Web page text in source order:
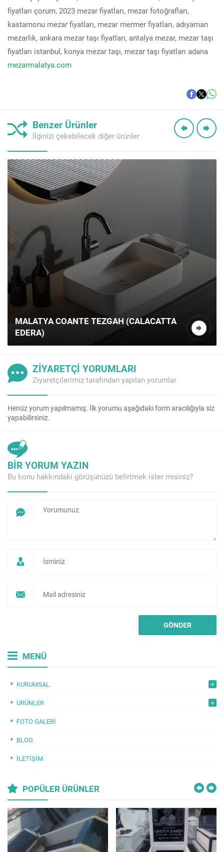
fiyatları çorum, 2023 mezar fiyatları, mezar fotoğrafları,
kastamonu mezar fiyatları, mezar mermer fiyatları, adıyaman
mezarlık, ankara mezar taşı fiyatları, antalya mezar, mezar taşı
fiyatları istanbul, konya mezar taşı, mezar taşı fiyatları adana
mezarmalatya.com
Benzer Ürünler
İlginizi çekebilecek diğer ürünler
MALATYA COANTE TEZGAH (CALACATTA
EDERA)
ZİYARETÇİ YORUMLARI
Ziyaretçilerimiz tarafından yapılan yorumlar
Henüz yorum yapılmamış. İlk yorumu aşağıdaki form aracılığıyla siz
yapabilirsiniz.
BİR YORUM YAZIN
Bu konu hakkındaki görüşünüzü belirtmek ister misiniz?
MENÜ
KURUMSAL
ÜRÜNLER
FOTO GALERI
BLOG
İLETIŞIM
POPÜLER ÜRÜNLER